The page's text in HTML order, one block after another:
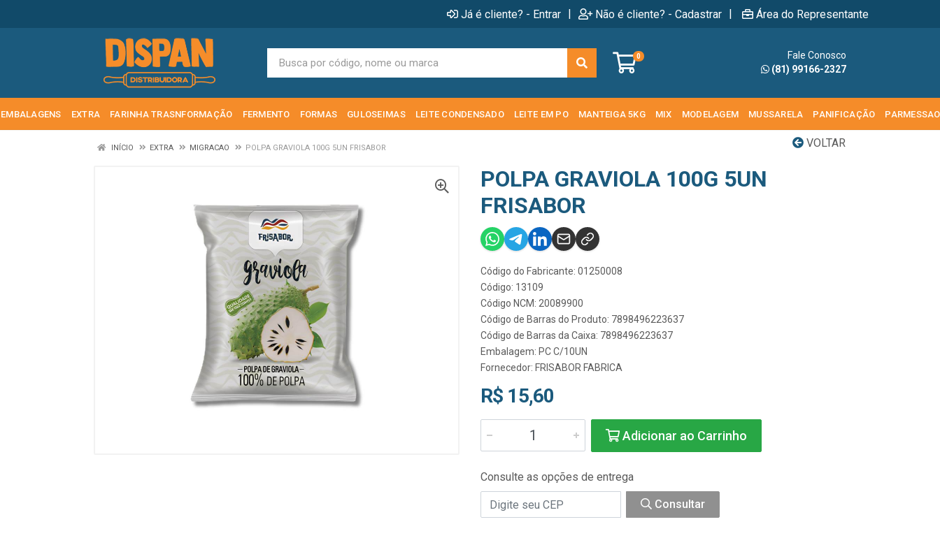
Já é cliente? - Entrar | Não é cliente? - Cadastrar | Área do Representante
0
Fale Conosco
(81) 99166-2327
EMBALAGENS EXTRA FARINHA TRASNFORMAÇÃO FERMENTO FORMAS GULOSEIMAS LEITE CONDENSADO LEITE EM PO MANTEIGA 5KG MIX MODELAGEM MUSSARELA PANIFICAÇÃO PARMESSAO
VOLTAR
INÍCIO EXTRA MIGRACAO POLPA GRAVIOLA 100G 5UN FRISABOR
POLPA GRAVIOLA 100G 5UN
FRISABOR
Código do Fabricante: 01250008
Código: 13109
Código NCM: 20089900
Código de Barras do Produto: 7898496223637
Código de Barras da Caixa: 7898496223637
Embalagem: PC C/10UN
Fornecedor: FRISABOR FABRICA
R$ 15,60
Adicionar ao Carrinho
Consulte as opções de entrega
Consultar